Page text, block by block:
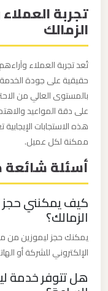
تجربة
الزمالك
تُعد تجربة العملاء
حقيقية على جودة
بالمستوى العالي من
على دقة المواعيد
هذه الاستجابات
ممكنة لكل عميل.
أسئلة
كيف يمكنني حجز
الزمالك؟
يمكنك حجز ليموزين من
الإلكتروني للشركة أو
هل تتوفر خدمة
ليموزين
مطار
الشيخ
ليموزين
سفنكس
ليموزين
العرب
والإسكندرية